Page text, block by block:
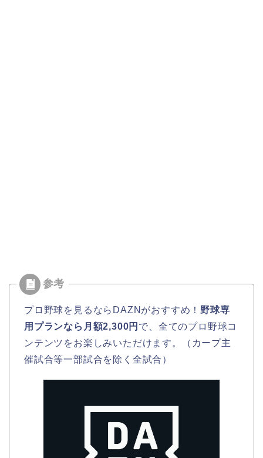
プロ野球を見るならDAZNがおすすめ！ 野球専
用プランなら月額2,300円 で、全てのプロ野球コ
ンテンツをお楽しみいただけます。（カープ主
催試合等一部試合を除く全試合）